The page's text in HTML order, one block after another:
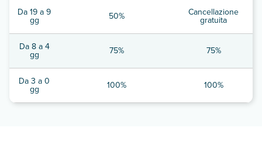
Da 19 a 9
gg 50% Cancellazione
gratuita
Da 8 a 4
gg 75% 75%
Da 3 a 0
gg 100% 100%